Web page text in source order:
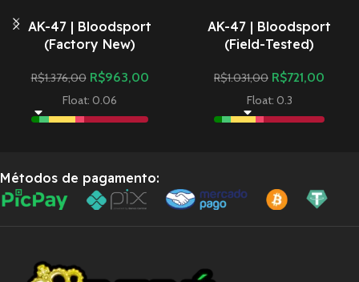
AK-47 | Bloodsport
(Factory New)
R$1.376,00 R$963,00
Float: 0.06
AK-47 | Bloodsport
(Field-Tested)
R$1.031,00 R$721,00
Float: 0.3
Métodos de pagamento: